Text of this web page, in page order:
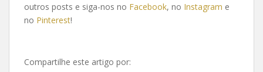
outros posts e siga-nos no Facebook, no Instagram e
no Pinterest!
Compartilhe este artigo por: